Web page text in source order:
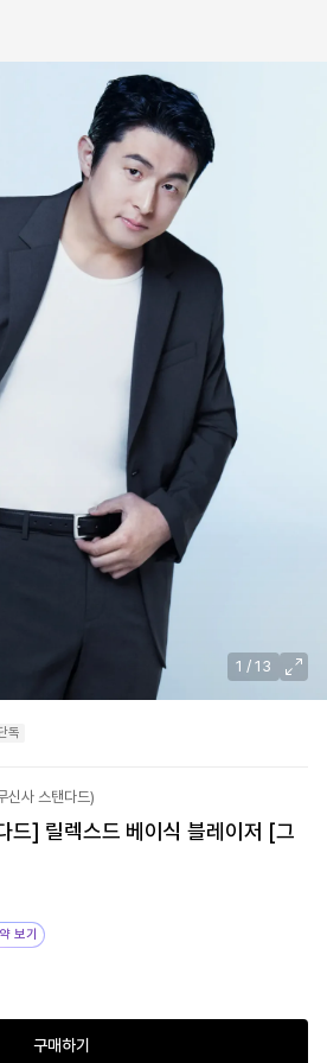
1 / 13
독
신사 스탠다드)
드] 릴렉스드 베이식 블레이저 [그
보기
구매하기